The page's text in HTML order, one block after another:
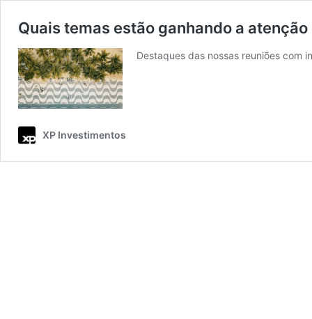
Quais temas estão ganhando a
Destaques das nossas reuniões com
XP Investimentos